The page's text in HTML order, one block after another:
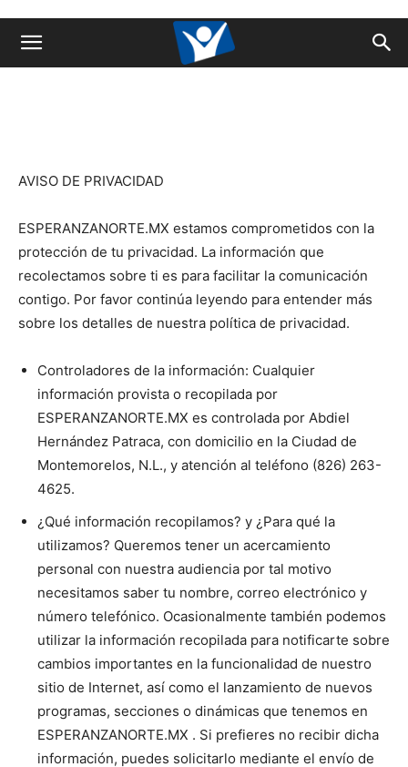
Aviso de privacidad
AVISO DE PRIVACIDAD
ESPERANZANORTE.MX estamos comprometidos con la
protección de tu privacidad. La información que
recolectamos sobre ti es para facilitar la comunicación
contigo. Por favor continúa leyendo para entender más
sobre los detalles de nuestra política de privacidad.
Controladores de la información: Cualquier
información provista o recopilada por
ESPERANZANORTE.MX es controlada por Abdiel
Hernández Patraca, con domicilio en la Ciudad de
Montemorelos, N.L., y atención al teléfono (826) 263-
4625.
¿Qué información recopilamos? y ¿Para qué la
utilizamos? Queremos tener un acercamiento
personal con nuestra audiencia por tal motivo
necesitamos saber tu nombre, correo electrónico y
número telefónico. Ocasionalmente también podemos
utilizar la información recopilada para notificarte sobre
cambios importantes en la funcionalidad de nuestro
sitio de Internet, así como el lanzamiento de nuevos
programas, secciones o dinámicas que tenemos en
ESPERANZANORTE.MX . Si prefieres no recibir dicha
información, puedes solicitarlo mediante el envío de